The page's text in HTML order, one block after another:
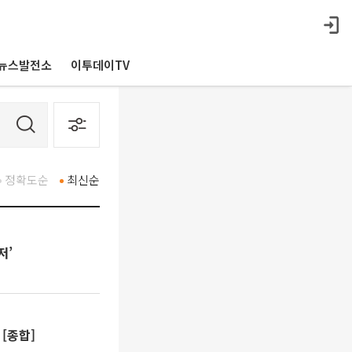
스발전소 이투데이TV
최신순
정확도순
’
종합]